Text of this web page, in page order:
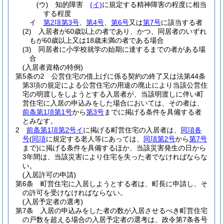
(ウ)
知的障害(イ)に規定する精神障害の程度に相当
する程度
イ
第2項第3号 第4号 第6号又は第7号に該当する者
(2)
入居者が60歳以上の者であり、かつ、同居者のいずれ
もが60歳以上又は18歳未満の者である場合
(3)
同居者に小学校就学の始期に達するまでの者がある場
合
(入居者資格の特例)
第5条の2
公営住宅の借上げに係る契約の終了又は法第44条
第3項の規定による公営住宅の用途の廃止により当該公営住
宅の明渡しをしようとする入居者が、当該明渡しに伴い町
営住宅に入居の申込みをした場合においては、その者は、
前条第1項第1号から第3号までに掲げる条件を具備する者
とみなす。
2
前条第1項第2号イに掲げる町営住宅の入居者は、 同項各
号(同項に規定する老人等にあっては、 同項第2号から第7号
まで)に掲げる条件を具備するほか、当該災害発生の日から
3年間は、当該災害により住宅を失った者でなければならな
い。
(入居許可の申請)
第6条
町営住宅に入居しようとする者は、町長に申請し、そ
の許可を受けなければならない。
(入居予定者の選考)
第7条
入居の申込みをした者の数が入居させるべき町営住宅
の戸数を超える場合の入居予定者の選考は、政令第7条各号